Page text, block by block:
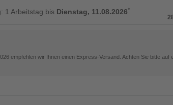
1 Arbeitstag bis Dienstag, 11.08.2026*
empfehlen wir Ihnen einen Express-Versand. Achten Sie bitte auf